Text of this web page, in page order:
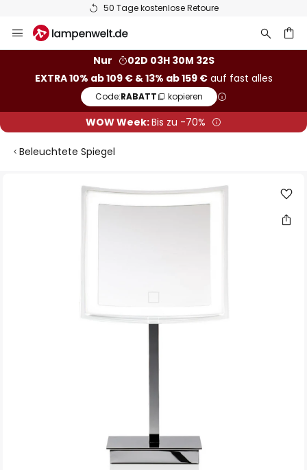
50 Tage kostenlose Retoure
Inhalt
Nur
02D 03H 30M 31S
EXTRA 10% ab 109 € & 13% ab 159 €auf fast alles
Code:RABATT kopieren
WOW Week:Bis zu -70%
Beleuchtete Spiegel